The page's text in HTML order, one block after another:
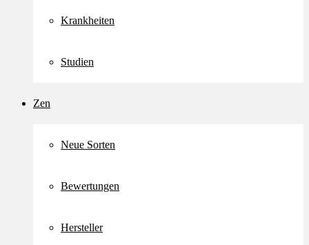
Krankheiten
Studien
Zen
Neue Sorten
Bewertungen
Hersteller